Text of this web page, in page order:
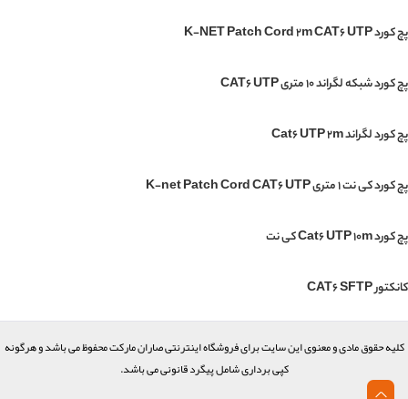
پچ کورد K-NET Patch Cord 2m CAT6 UTP
پچ کورد شبکه لگراند 10 متری CAT6 UTP
پچ کورد لگراند Cat6 UTP 2m
پچ کورد کی نت 1 متری K-net Patch Cord CAT6 UTP
پچ کورد Cat6 UTP 10m کی نت
کانکتور CAT6 SFTP
کلیه حقوق مادی و معنوی این سایت برای فروشگاه اینترنتی صاران مارکت محفوظ می باشد و هرگونه
کپی برداری شامل پیگرد قانونی می باشد.